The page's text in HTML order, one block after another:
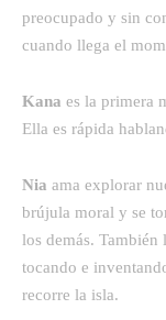
preocupado y sin
cuando llega el
Kana es la primera
Ella es rápida
Nia ama explorar
brújula moral y se
los demás. También
tocando e
recorre la isla.